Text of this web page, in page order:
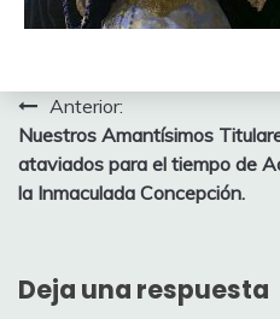
Navegación
de
entradas
Anterior:
Nuestros Amantísimos
ataviados para el tiempo de
la Inmaculada Concepción.
Deja una respuesta